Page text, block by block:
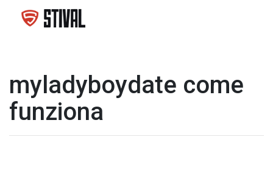
myladyboydate come
funziona